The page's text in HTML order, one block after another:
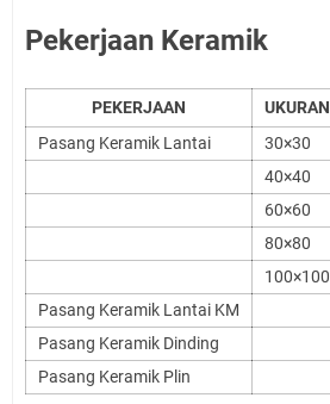
Pekerjaan Keramik
PEKERJAAN UKURAN
Pasang Keramik Lantai
30×30
40×40
60×60
80×80
100×100
Pasang Keramik Lantai KM
Pasang Keramik Dinding
Pasang Keramik Plin